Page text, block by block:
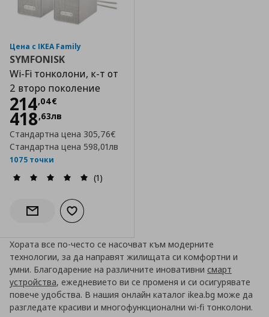
Цена с IKEA Family
SYMFONISK
Wi-Fi тонколони, к-т от
2 второ поколение
214,04€
Цена
418,63лв
Стандартна цена 305,76€
Стандартна цена 598,01лв
1075 точки
(1)
Информирай ме за наличност
Добави към списъка с любими
Хората все по-често се насочват към модерните
технологии, за да направят жилищата си комфортни и
умни. Благодарение на различните иновативни смарт
устройства, ежедневието ви се променя и си осигурявате
повече удобства. В нашия онлайн каталог ikea.bg може да
разгледате красиви и многофункционални wi-fi тонколони.